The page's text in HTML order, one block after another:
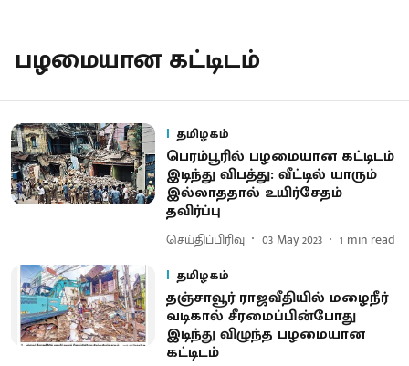
பழமையான கட்டிடம்
தமிழகம்
பெரம்பூரில் பழமையான கட்டிடம்
இடிந்து விபத்து: வீட்டில் யாரும்
இல்லாததால் உயிர்சேதம்
தவிர்ப்பு
செய்திப்பிரிவு 03 May 2023 1 min read
தமிழகம்
தஞ்சாவூர் ராஜவீதியில் மழைநீர்
வடிகால் சீரமைப்பின்போது
இடிந்து விழுந்த பழமையான
கட்டிடம்